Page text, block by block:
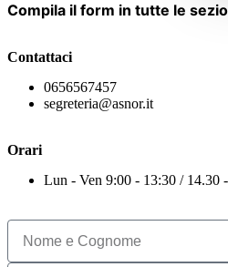
Compila il form in tutte le
Contattaci
0656567457
segreteria@asnor.it
Orari
Lun - Ven 9:00 - 13:30 / 14.30